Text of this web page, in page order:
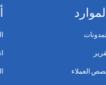
العملاء